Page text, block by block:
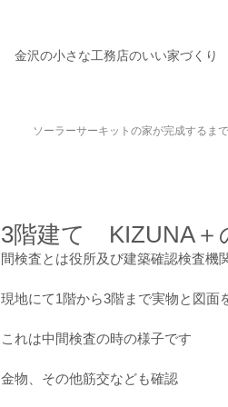
金沢の小さな工務店のいい家づくり
ソーラーサーキットの家が完成するまで
3階建て KIZUNA
間検査とは役所及び建築確認検査機
現地にて1階から3階まで実物と図面
これは中間検査の時の様子です
金物、その他筋交なども確認